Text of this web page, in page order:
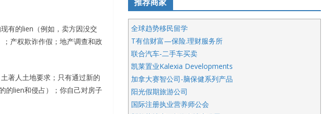
有的lien（例如，卖方因没交
产权欺诈作假；地产调查和政
著人土地要求；只有通过新的
的lien和侵占）；你自己对房子
全球趋势移民留学
T有信财富—保险.理财服务所
联合汽车-二手车买卖
凯莱置业Kalexia Developments
加拿大赛智公司-脑保健系列产品
阳光假期旅游公司
国际注册执业营养师公会